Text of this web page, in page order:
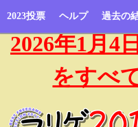
2023投票 ヘルプ 過去の
2026年1月4
をすべ